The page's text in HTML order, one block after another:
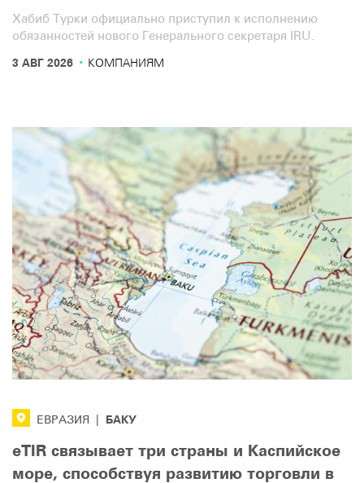
Хабиб Турки официально приступил к исполнению
обязанностей нового Генерального секретаря IRU.
3 АВГ 2026 · КОМПАНИЯМ
ЕВРАЗИЯ БАКУ
eTIR связывает три страны и Каспийское
море, способствуя развитию торговли в